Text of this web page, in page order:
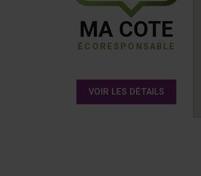
MA COTE
ÉCORESPONSABLE
VOIR LES DÉTAILS